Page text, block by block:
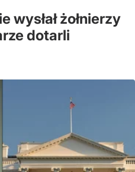
wysłał żołnierzy
dotarli